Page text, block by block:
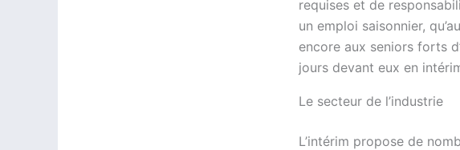
requises et de
un emploi saisonnier,
encore aux seniors forts
jours devant eux en
Le secteur de l’industrie
L’intérim propose de